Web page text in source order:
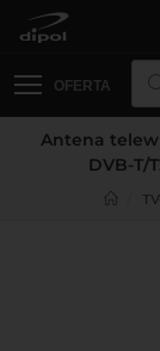
OFERTA
Antena
DVB-T/